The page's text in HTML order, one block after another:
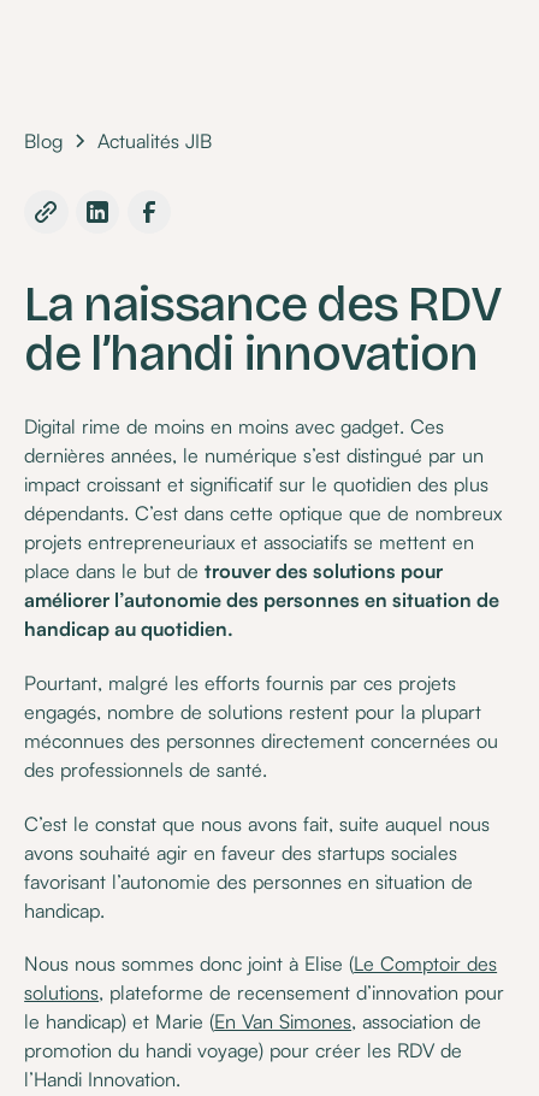
Blog Actualités JIB
La naissance des RDV
de l’handi innovation
Digital rime de moins en moins avec gadget. Ces
dernières années, le numérique s’est distingué par un
impact croissant et significatif sur le quotidien des plus
dépendants. C’est dans cette optique que de nombreux
projets entrepreneuriaux et associatifs se mettent en
place dans le but detrouver des solutions pour
améliorer l’autonomie des personnes en situation de
handicap au quotidien.
Pourtant, malgré les efforts fournis par ces projets
engagés, nombre de solutions restent pour la plupart
méconnues des personnes directement concernées ou
des professionnels de santé.
C’est le constat que nous avons fait, suite auquel nous
avons souhaité agir en faveur des startups sociales
favorisant l’autonomie des personnes en situation de
handicap.
Nous nous sommes donc joint à Elise (Le Comptoir des
solutions, plateforme de recensement d’innovation pour
le handicap) et Marie (En Van Simones, association de
promotion du handi voyage) pour créer les RDV de
l’Handi Innovation.